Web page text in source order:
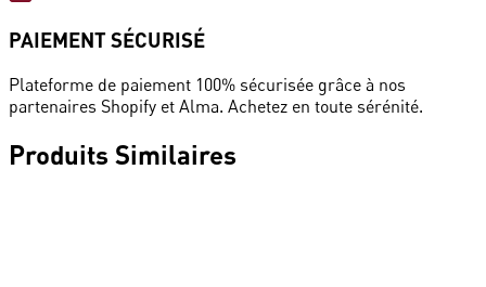
PAIEMENT SÉCURISÉ
Plateforme de paiement 100% sécurisée grâce à nos
partenaires Shopify et Alma. Achetez en toute sérénité.
Produits Similaires